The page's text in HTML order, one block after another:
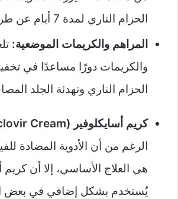
الحزام الناري لمدة 7 أيام عن طريق الفم.
المراهم والكريمات الموضعية:
والكريمات دورًا مساعدًا في
الحزام الناري وتهدئة الجلد
كريم أسايكلوفير (Acyclovir Cream):
الرغم من أن الأدوية المضادة
هي العلاج الأساسي، إلا أن كريم
يُستخدم بشكل إضافي في بعض